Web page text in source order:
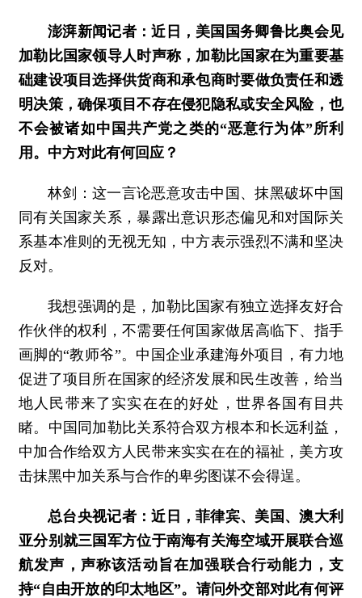
澎湃新闻记者：近日，美国国务卿鲁比奥会见
加勒比国家领导人时声称，加勒比国家在为重要基
础建设项目选择供货商和承包商时要做负责任和透
明决策，确保项目不存在侵犯隐私或安全风险，也
不会被诸如中国共产党之类的“恶意行为体”所利
用。中方对此有何回应？
林剑：这一言论恶意攻击中国、抹黑破坏中国
同有关国家关系，暴露出意识形态偏见和对国际关
系基本准则的无视无知，中方表示强烈不满和坚决
反对。
我想强调的是，加勒比国家有独立选择友好合
作伙伴的权利，不需要任何国家做居高临下、指手
画脚的“教师爷”。中国企业承建海外项目，有力地
促进了项目所在国家的经济发展和民生改善，给当
地人民带来了实实在在的好处，世界各国有目共
睹。中国同加勒比关系符合双方根本和长远利益，
中加合作给双方人民带来实实在在的福祉，美方攻
击抹黑中加关系与合作的卑劣图谋不会得逞。
总台央视记者：近日，菲律宾、美国、澳大利
亚分别就三国军方位于南海有关海空域开展联合巡
航发声，声称该活动旨在加强联合行动能力，支
持“自由开放的印太地区”。请问外交部对此有何评